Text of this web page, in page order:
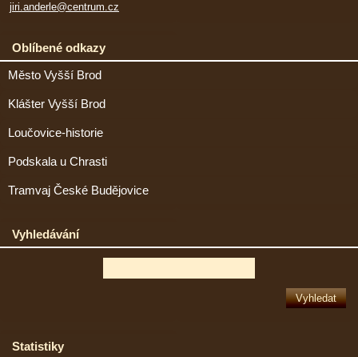
jiri.anderle@centrum.cz
Oblíbené odkazy
Město Vyšší Brod
Klášter Vyšší Brod
Loučovice-historie
Podskala u Chrasti
Tramvaj České Budějovice
Vyhledávání
Statistiky